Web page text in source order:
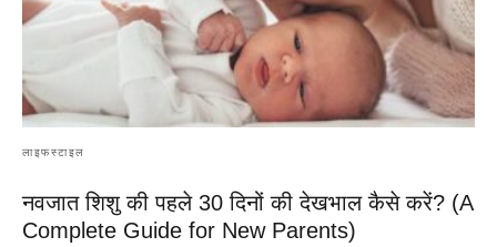
लाइफस्टाइल
नवजात शिशु की पहले 30 दिनों की देखभाल कैसे करें? (A
Complete Guide for New Parents)